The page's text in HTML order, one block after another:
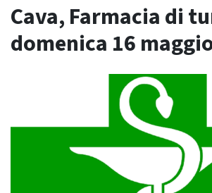
Cava, Farmacia di
domenica 16